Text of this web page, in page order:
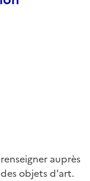
auprès
objets d'art.